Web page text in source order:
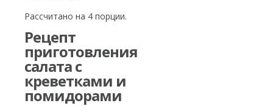
Рассчитано на 4 порции.
Рецепт
приготовления
салата с
креветками и
помидорами